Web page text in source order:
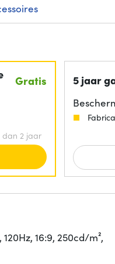
Gratis
dan 2 jaar
5 jaar
120Hz, 16:9, 250cd/m²,